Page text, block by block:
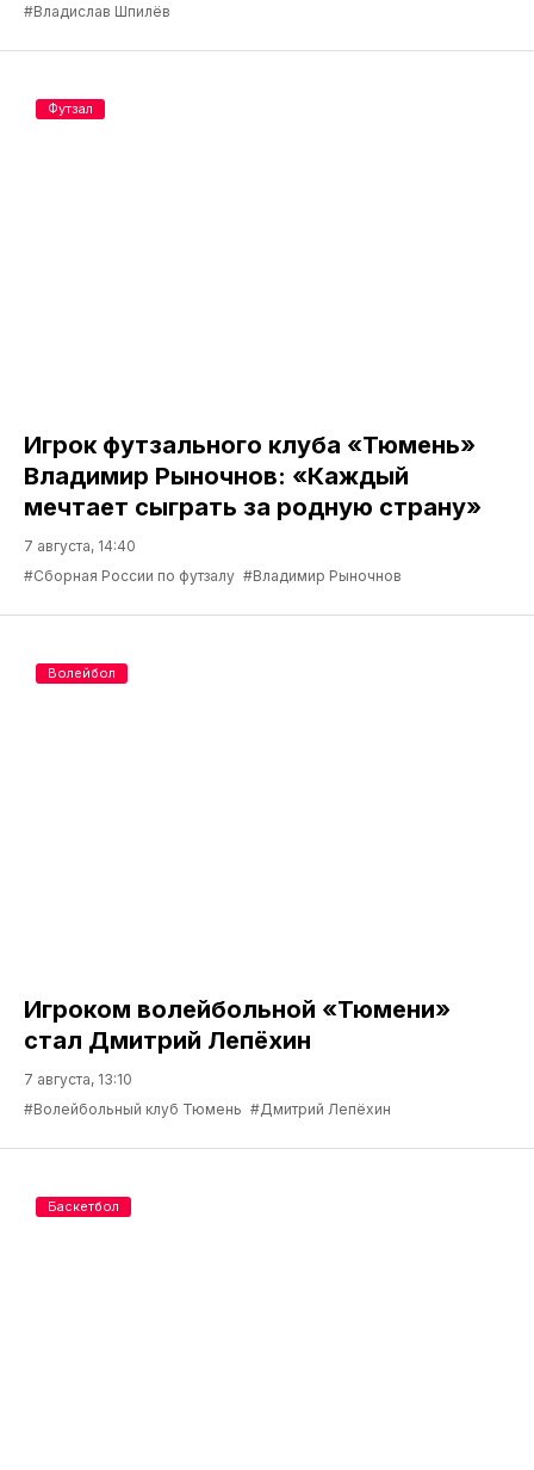
#Владислав Шпилёв
Игрок футзального клуба «Тюмень»
Владимир Рыночнов: «Каждый
мечтает сыграть за родную страну»
7 августа, 14:40
#Сборная России по футзалу #Владимир Рыночнов
Футзал
Игроком волейбольной «Тюмени»
стал Дмитрий Лепёхин
7 августа, 13:10
#Волейбольный клуб Тюмень #Дмитрий Лепёхин
Волейбол
Баскетбол